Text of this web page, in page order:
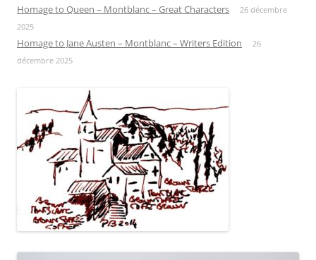
Homage to Queen – Montblanc – Great Characters
26 décembre
2025
Homage to Jane Austen – Montblanc – Writers Edition
26
décembre 2025